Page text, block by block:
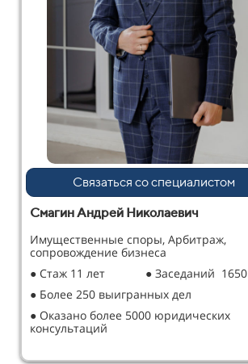
Связаться со специалистом
Смагин Андрей Николаевич
Имущественные споры, Арбитраж,
сопровождение бизнеса
● Стаж 11 лет
● Заседаний 1650
● Более 250 выигранных дел
● Оказано более 5000 юридических
консультаций